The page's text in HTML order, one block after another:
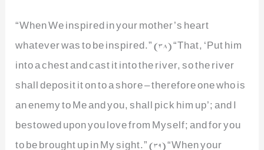
“When We inspired in your mother’s heart
whatever was to be inspired.” (38) “That, ‘Put him
into a chest and cast it into the river, so the river
shall deposit it on to a shore – therefore one who is
an enemy to Me and you, shall pick him up’; and I
bestowed upon you love from Myself; and for you
to be brought up in My sight.” (39) “When your